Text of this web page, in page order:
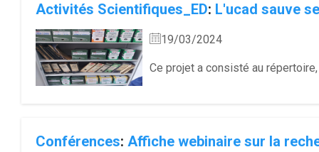
Activités Scientifiques_ED: L'ucad sauve
19/03/2024
Ce projet a consisté au
Conférences: Affiche webinaire sur la